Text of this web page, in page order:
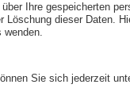
Ihre gespeicherten
dieser Daten.
wenden.
Sie sich jederzeit